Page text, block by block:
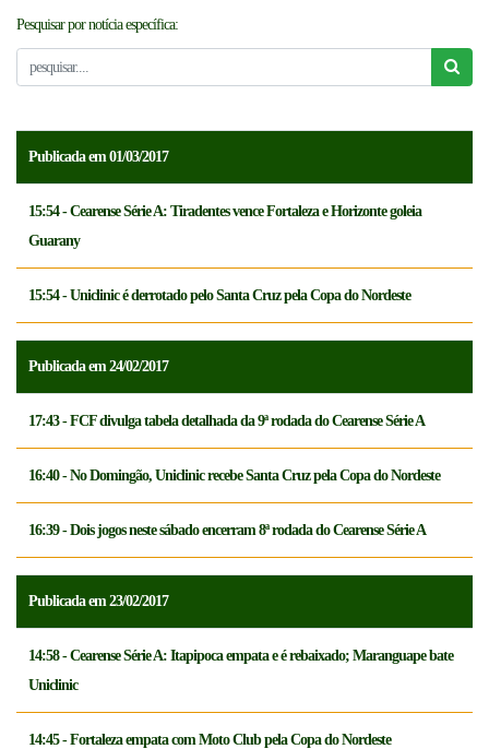
NOTICÍAS
CREDENCIAMENTO
Pesquisar por notícia específica:
Publicada em 01/03/2017
15:54 - Cearense Série A: Tiradentes vence Fortaleza e Horizonte goleia
Guarany
15:54 - Uniclinic é derrotado pelo Santa Cruz pela Copa do Nordeste
Publicada em 24/02/2017
17:43 - FCF divulga tabela detalhada da 9ª rodada do Cearense Série A
16:40 - No Domingão, Uniclinic recebe Santa Cruz pela Copa do Nordeste
16:39 - Dois jogos neste sábado encerram 8ª rodada do Cearense Série A
Publicada em 23/02/2017
14:58 - Cearense Série A: Itapipoca empata e é rebaixado; Maranguape bate
Uniclinic
14:45 - Fortaleza empata com Moto Club pela Copa do Nordeste